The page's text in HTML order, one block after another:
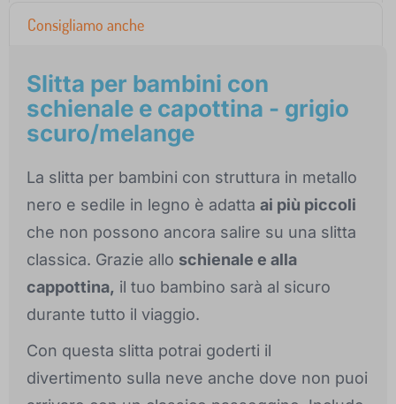
Consigliamo anche
Slitta per bambini con
schienale e capottina - grigio
scuro/melange
La slitta per bambini con struttura in metallo
nero e sedile in legno è adatta ai più piccoli
che non possono ancora salire su una slitta
classica. Grazie allo schienale e alla
cappottina, il tuo bambino sarà al sicuro
durante tutto il viaggio.
Con questa slitta potrai goderti il
divertimento sulla neve anche dove non puoi